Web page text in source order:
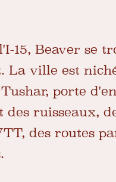
15, Beaver se
La ville est
porte
ruisseaux,
des routes